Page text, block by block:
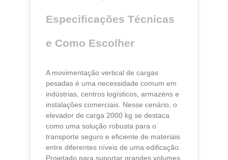
Especificações Técnicas
e Como Escolher
A movimentação vertical de cargas
pesadas é uma necessidade comum em
indústrias, centros logísticos, armazéns e
instalações comerciais. Nesse cenário, o
elevador de carga 2000 kg se destaca
como uma solução robusta para o
transporte seguro e eficiente de materiais
entre diferentes níveis de uma edificação.
Projetado para suportar grandes volumes